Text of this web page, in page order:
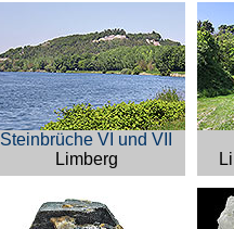
Steinbrüche VI und VII
Limberg